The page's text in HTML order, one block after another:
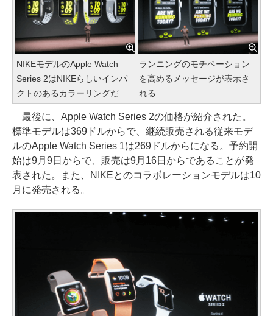
NIKEモデルのApple Watch
Series 2はNIKEらしいインパ
クトのあるカラーリングだ
ランニングのモチベーション
を高めるメッセージが表示さ
れる
最後に、Apple Watch Series 2の価格が紹介された。
標準モデルは369ドルからで、継続販売される従来モデ
ルのApple Watch Series 1は269ドルからになる。予約開
始は9月9日からで、販売は9月16日からであることが発
表された。また、NIKEとのコラボレーションモデルは10
月に発売される。